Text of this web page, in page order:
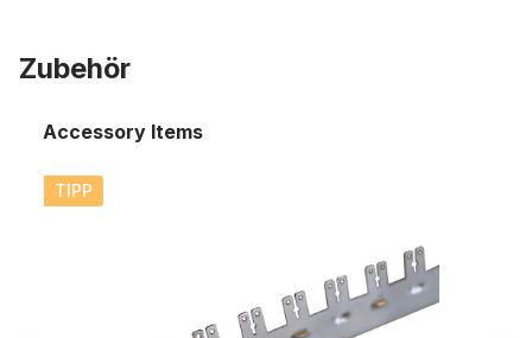
Zubehör
Accessory Items
Sammelleiter - Verzinnte Kupferschiene 63A
TIPP